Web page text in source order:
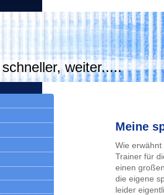
weiter.....
Meine
Wie
Trainer für
einen
die eigene
leider